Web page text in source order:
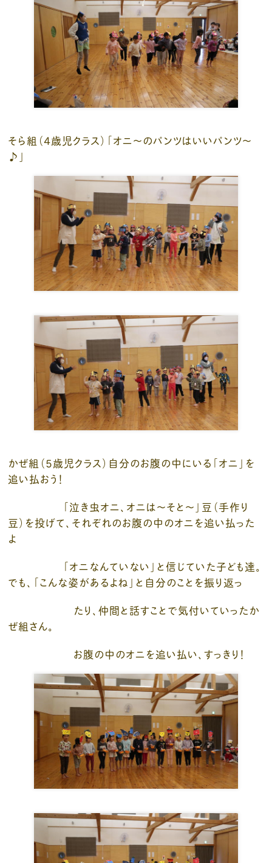
そら組（４歳児クラス）「オニ～のパンツはいいパンツ～
♪」
かぜ組（５歳児クラス）自分のお腹の中にいる「オニ」を
追い払おう！
「泣き虫オニ、オニは～そと～」豆（手作り
豆）を投げて、それぞれのお腹の中のオニを追い払った
よ
「オニなんていない」と信じていた子ども達。
でも、「こんな姿があるよね」と自分のことを振り返っ
たり、仲間と話すことで気付いていったか
ぜ組さん。
お腹の中のオニを追い払い、すっきり！